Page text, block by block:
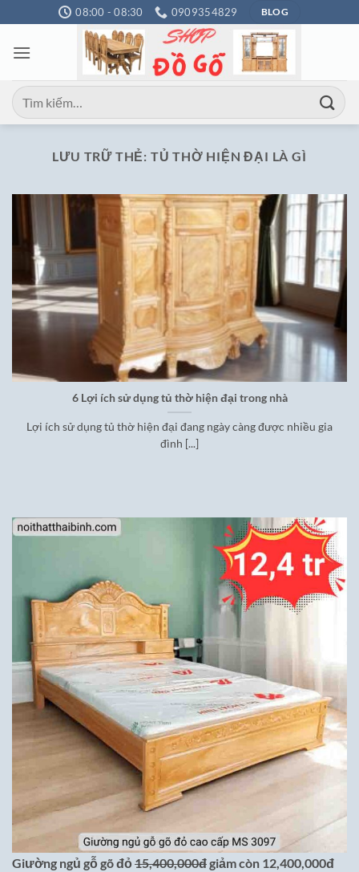
qua
nội
08:00 - 08:30 0909354829 BLOG
Tìm
kiếm:
LƯU TRỮ THẺ: TỦ THỜ HIỆN ĐẠI LÀ GÌ
6 Lợi ích sử dụng tủ thờ hiện đại trong nhà
Lợi ích sử dụng tủ thờ hiện đại đang ngày càng được nhiều gia
đình [...]
Giường ngủ gỗ gõ đỏ 15,400,000đgiảm còn 12,400,000đ